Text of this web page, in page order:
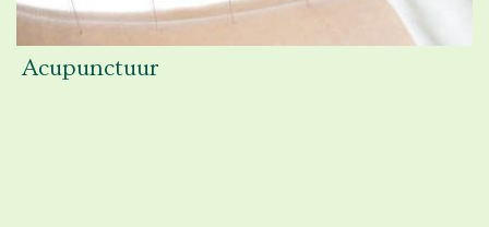
Acupunctuur